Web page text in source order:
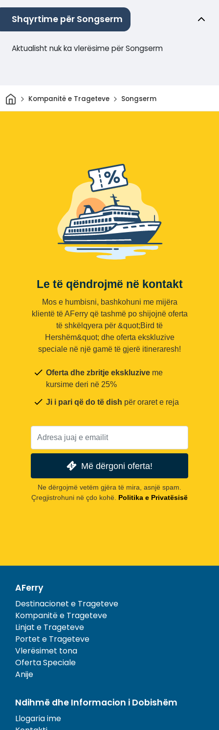
Shqyrtime për Songserm
Aktualisht nuk ka vlerësime për Songserm
ShtëpiKompanitë e Trageteve Songserm
Le të qëndrojmë në kontakt
Mos e humbisni, bashkohuni me mijëra
klientë të AFerry që tashmë po shijojnë oferta
të shkëlqyera për &quot;Bird të
Hershëm&quot; dhe oferta ekskluzive
speciale në një gamë të gjerë itineraresh!
Oferta dhe zbritje ekskluzive me
kursime deri në 25%
Ji i pari që do të dish për oraret e reja
Më dërgoni oferta!
Ne dërgojmë vetëm gjëra të mira, asnjë spam.
Çregjistrohuni në çdo kohë. Politika e Privatësisë
AFerry
Destinacionet e Trageteve
Kompanitë e Trageteve
Linjat e Trageteve
Portet e Trageteve
Vlerësimet tona
Oferta Speciale
Anije
Ndihmë dhe Informacion i Dobishëm
Llogaria ime